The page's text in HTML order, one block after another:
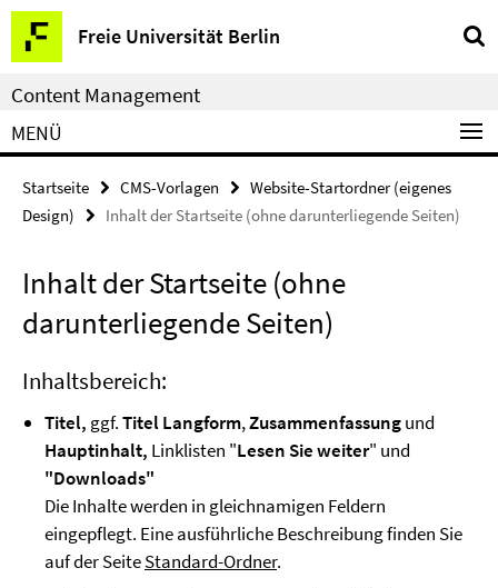
Freie Universität Berlin
Service-
Navigation
Content Management
MENÜ
Startseite CMS-Vorlagen
Website-Startordner (eigenes
Design)
Inhalt der Startseite (ohne darunterliegende Seiten)
Inhalt der Startseite (ohne
darunterliegende Seiten)
Inhaltsbereich:
Titel, ggf.Titel Langform,Zusammenfassungund
Hauptinhalt, Linklisten "Lesen Sie weiter" und
"Downloads"
Die Inhalte werden in gleichnamigen Feldern
eingepflegt. Eine ausführliche Beschreibung finden Sie
auf der SeiteStandard-Ordner.